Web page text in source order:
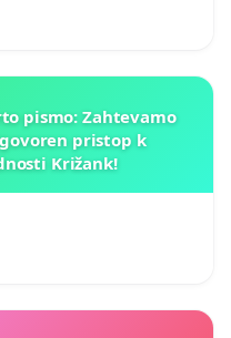
pismo: Zahtevamo
pristop k
Križank!